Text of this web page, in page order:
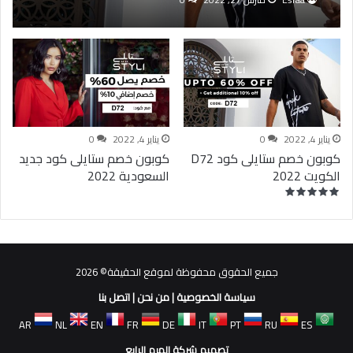
يناير 4, 2022 0
كوبون خصم ستايلى كود D72
الكويت 2022
يناير 4, 2022 0
كوبون خصم ستايلى كود جديد
السعودية 2022
جميع الحقوق محفوظة لموقع الحقيقة© 2026
سياسة الخصوصية|من نحن|اتصل بنا
AR
NL EN FR DE IT PT RU
ES